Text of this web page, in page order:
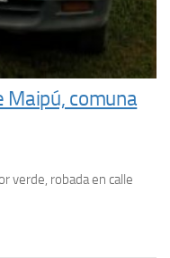
Maipú, comuna
verde, robada en calle